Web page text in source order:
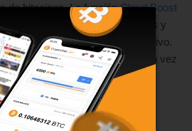
de bitcoines. La funciónCloud.Boost
velocidad de extracción decenas y
al rendimiento de tu dispositivo.
Activa varios potenciadores a la vez
aún más bitcoines.